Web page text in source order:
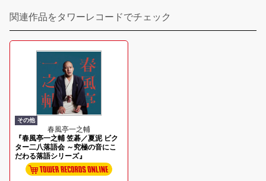
関連作品をタワーレコードでチェック
その他
春風亭一之輔
『春風亭一之輔 笠碁／夏泥 ビク
ター二八落語会 ～究極の音にこ
だわる落語シリーズ』